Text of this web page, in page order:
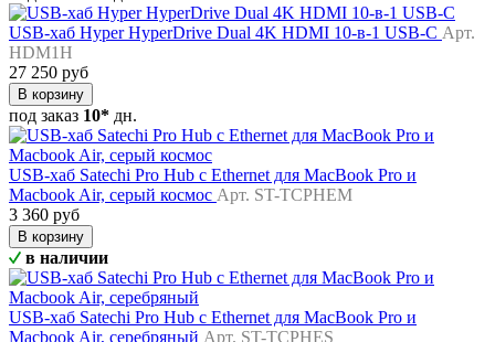
USB-хаб Hyper HyperDrive Dual 4K HDMI 10-в-1 USB-C Арт.
HDM1H
27 250 руб
В корзину
под заказ 10* дн.
USB-хаб Satechi Pro Hub с Ethernet для MacBook Pro и
Macbook Air, серый космос Арт. ST-TCPHEM
3 360 руб
В корзину
в наличии
USB-хаб Satechi Pro Hub с Ethernet для MacBook Pro и
Macbook Air, серебряный Арт. ST-TCPHES